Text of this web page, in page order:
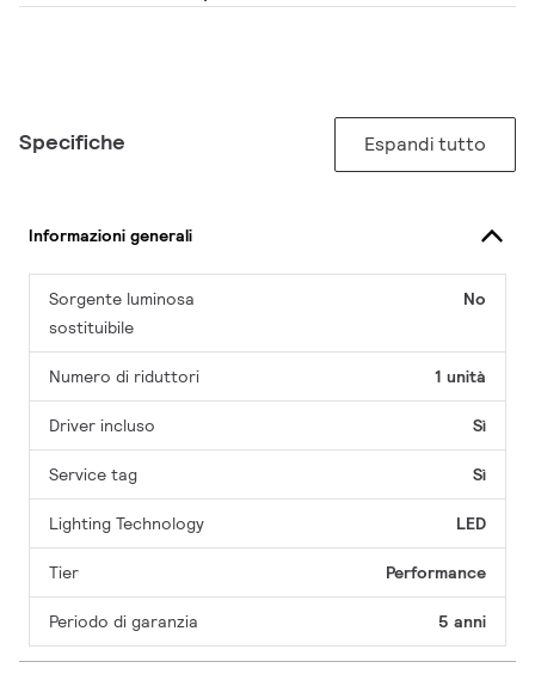
Specifiche Espandi tutto
Informazioni generali
Sorgente luminosa
sostituibile
No
Numero di riduttori 1 unità
Driver incluso Sì
Service tag Sì
Lighting Technology LED
Tier Performance
Periodo di garanzia 5 anni